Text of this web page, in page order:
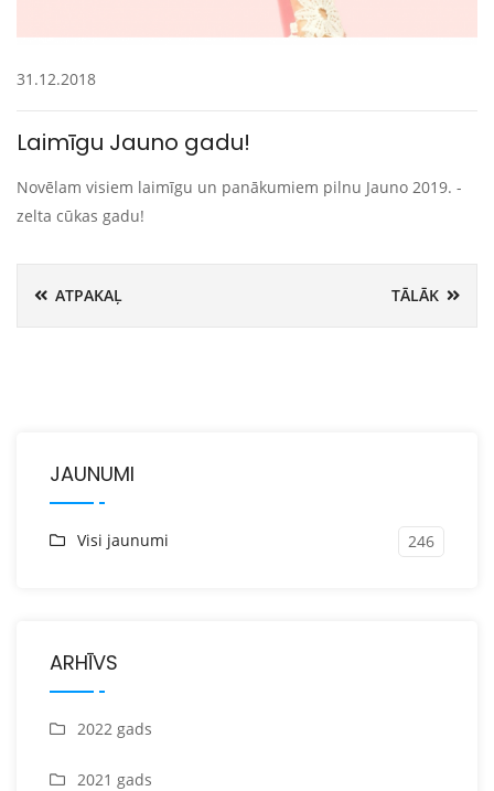
31.12.2018
Laimīgu Jauno gadu!
Novēlam visiem laimīgu un panākumiem pilnu Jauno 2019. -
zelta cūkas gadu!
ATPAKAĻ TĀLĀK
JAUNUMI
Visi jaunumi 246
ARHĪVS
2022 gads
2021 gads